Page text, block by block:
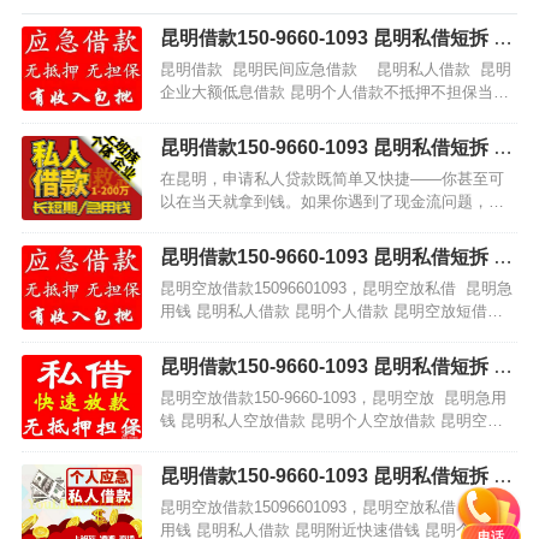
昆明借款150-9660-1093 昆明私借短拆 昆
明民间应急借款 昆明企业贷 昆明附近快速
借钱 昆明私人借款 昆明无抵押借款 昆明
担保当天下款
昆明借款 昆明民间应急借款 昆明私人借款 昆明
企业大额低息借款 昆明个人借款不抵押不担保当天
的个人借款，为…
昆明借款150-9660-1093 昆明私借短拆 昆
明民间应急借款 昆明企业贷 昆明附近快速
借钱 昆明私人借款 昆明无抵押借款 昆明
担保当天下款
在昆明，申请私人贷款既简单又快捷——你甚至可
以在当天就拿到钱。如果你遇到了现金流问题，就
绝，而且你可能也得不到所需的资金。 诚信金融能
够帮助您解决…
昆明借款150-9660-1093 昆明私借短拆 昆
明民间应急借款 昆明企业贷 昆明附近快速
借钱 昆明私人借款 昆明无抵押借款 昆明
担保当天下款
昆明空放借款15096601093，昆明空放私借 昆明急
用钱 昆明私人借款 昆明个人借款 昆明空放短借个
力的，当面打签条，当面下款，借钱可以不看…
昆明借款150-9660-1093 昆明私借短拆 昆
明民间应急借款 昆明企业贷 昆明附近快速
借钱 昆明私人空放借款 昆明无抵押借款
个人借款不抵押不担保
昆明空放借款150-9660-1093，昆明空放 昆明急用
钱 昆明私人空放借款 昆明个人空放借款 昆明空放
能力的。当面打签条，当天下款，借钱不…
昆明借款150-9660-1093 昆明私借短拆 昆
明民间应急借款 昆明企业贷 昆明附近快速
借钱 昆明私人空放借款 昆明无抵押借款
昆明空放借款15096601093，昆明空放私借 昆明急
用钱 昆明私人借款 昆明附近快速借钱 昆明个人借